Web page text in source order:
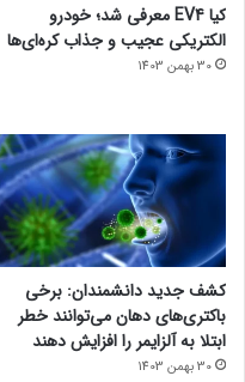
کیا EV4 معرفی شد؛ خودرو
الکتریکی عجیب و جذاب کره‌ای‌ها
30 بهمن 1403
کشف جدید دانشمندان: برخی
باکتری‌های دهان می‌توانند خطر
ابتلا به آلزایمر را افزایش دهند
30 بهمن 1403